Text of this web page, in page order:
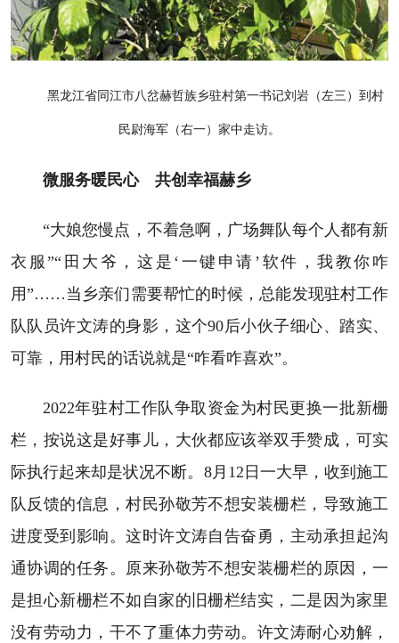
黑龙江省同江市八岔赫哲族乡驻村第一书记刘岩（左三）到村
民尉海军（右一）家中走访。
微服务暖民心 共创幸福赫乡
“大娘您慢点，不着急啊，广场舞队每个人都有新
衣服”“田大爷，这是‘一键申请’软件，我教你咋
用”……当乡亲们需要帮忙的时候，总能发现驻村工作
队队员许文涛的身影，这个90后小伙子细心、踏实、
可靠，用村民的话说就是“咋看咋喜欢”。
2022年驻村工作队争取资金为村民更换一批新栅
栏，按说这是好事儿，大伙都应该举双手赞成，可实
际执行起来却是状况不断。8月12日一大早，收到施工
队反馈的信息，村民孙敬芳不想安装栅栏，导致施工
进度受到影响。这时许文涛自告奋勇，主动承担起沟
通协调的任务。原来孙敬芳不想安装栅栏的原因，一
是担心新栅栏不如自家的旧栅栏结实，二是因为家里
没有劳动力，干不了重体力劳动。许文涛耐心劝解，